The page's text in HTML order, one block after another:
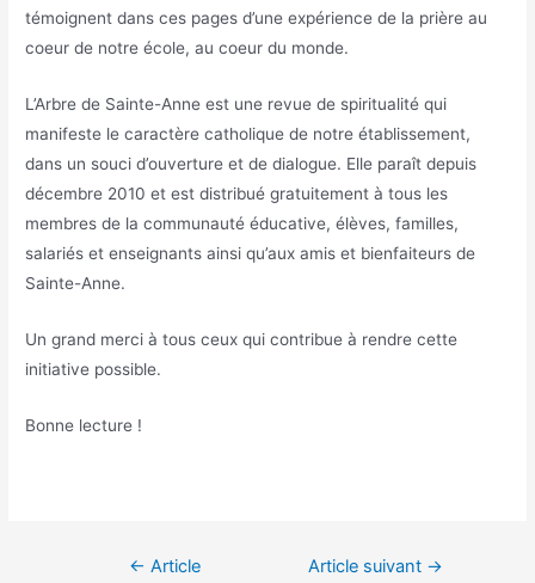
témoignent dans ces pages d’une expérience de la prière au
coeur de notre école, au coeur du monde.
L’Arbre de Sainte-Anne est une revue de spiritualité qui
manifeste le caractère catholique de notre établissement,
dans un souci d’ouverture et de dialogue. Elle paraît depuis
décembre 2010 et est distribué gratuitement à tous les
membres de la communauté éducative, élèves, familles,
salariés et enseignants ainsi qu’aux amis et bienfaiteurs de
Sainte-Anne.
Un grand merci à tous ceux qui contribue à rendre cette
initiative possible.
Bonne lecture !
Navigation← Article Article suivant →